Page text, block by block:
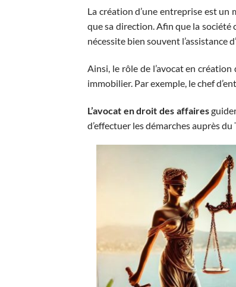
La création d’une entreprise est
que sa direction. Afin que la
nécessite bien souvent l’assistance
Ainsi, le rôle de l’avocat en
immobilier. Par exemple, le chef
L’avocat en droit des affaires
d’effectuer les démarches auprès